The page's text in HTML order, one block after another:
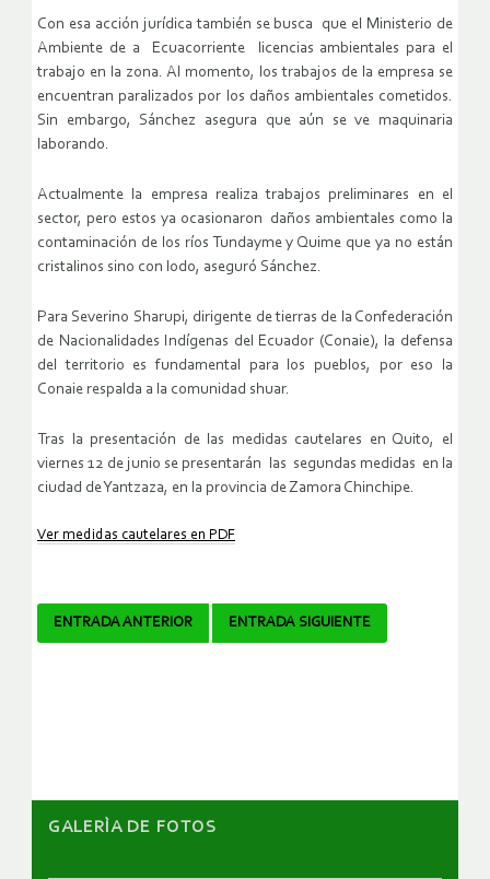
Con esa acción jurídica también se busca que el Ministerio de
Ambiente de a Ecuacorriente licencias ambientales para el
trabajo en la zona. Al momento, los trabajos de la empresa se
encuentran paralizados por los daños ambientales cometidos.
Sin embargo, Sánchez asegura que aún se ve maquinaria
laborando.
Actualmente la empresa realiza trabajos preliminares en el
sector, pero estos ya ocasionaron daños ambientales como la
contaminación de los ríos Tundayme y Quime que ya no están
cristalinos sino con lodo, aseguró Sánchez.
Para Severino Sharupi, dirigente de tierras de la Confederación
de Nacionalidades Indígenas del Ecuador (Conaie), la defensa
del territorio es fundamental para los pueblos, por eso la
Conaie respalda a la comunidad shuar.
Tras la presentación de las medidas cautelares en Quito, el
viernes 12 de junio se presentarán las segundas medidas en la
ciudad de Yantzaza, en la provincia de Zamora Chinchipe.
Ver medidas cautelares en PDF
Navegador
ENTRADA ANTERIOR ENTRADA SIGUIENTE
GALERÌA DE FOTOS